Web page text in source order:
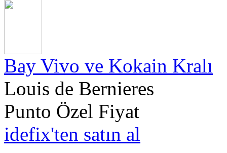
Bay Vivo ve Kokain Kralı
Louis de Bernieres
Punto Özel Fiyat
idefix'ten satın al